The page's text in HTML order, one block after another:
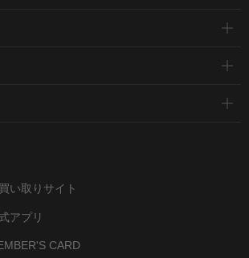
い取りサイト
アプリ
CARD